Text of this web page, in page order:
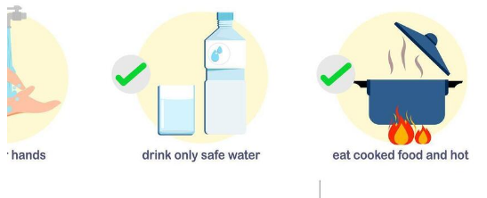
Immagini Editoriali
Eventi Editoriali